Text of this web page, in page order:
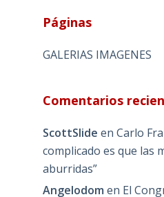
Páginas
GALERIAS IMAGENES
Comentarios
ScottSlide en Carlo
complicado es que las
aburridas”
Angelodom en El